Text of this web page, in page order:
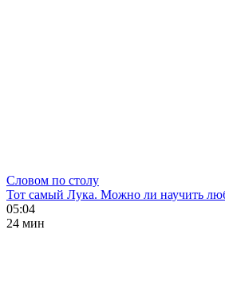
Словом по столу
Тот самый Лука. Можно ли научить
05:04
24 мин